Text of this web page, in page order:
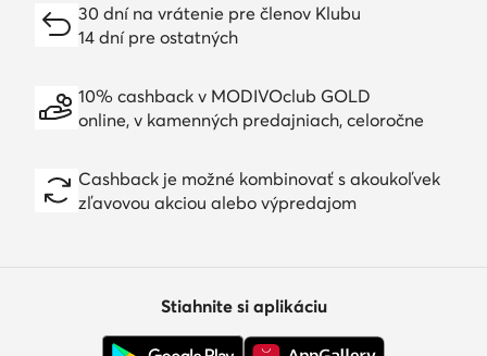
30 dní na vrátenie pre členov Klubu
14 dní pre ostatných
10% cashback v MODIVOclub GOLD
online, v kamenných predajniach, celoročne
Cashback je možné kombinovať s akoukoľvek
zľavovou akciou alebo výpredajom
Stiahnite si aplikáciu